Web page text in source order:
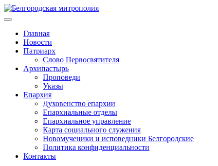
Главная
Новости
Патриарх
Слово Первосвятителя
Архипастырь
Проповеди
Указы
Епархия
Духовенство епархии
Епархиальные отделы
Епархиальное управление
Карта социального служения
Новомученики и исповедники Белгородские
Политика конфиденциальности
Контакты